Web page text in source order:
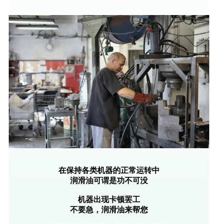
在保持各类机器的正常运转中
润滑油可谓是功不可没
机器出现卡顿罢工
不要急，润滑油来帮您